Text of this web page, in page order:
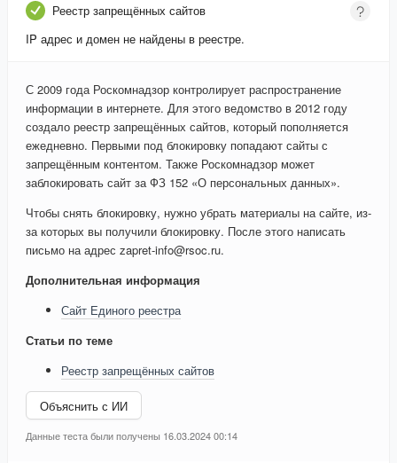
Реестр запрещённых сайтов
IP адрес и домен не найдены в реестре.
С 2009 года Роскомнадзор контролирует распространение
информации в интернете. Для этого ведомство в 2012 году
создало реестр запрещённых сайтов, который пополняется
ежедневно. Первыми под блокировку попадают сайты с
запрещённым контентом. Также Роскомнадзор может
заблокировать сайт за ФЗ 152 «О персональных данных».
Чтобы снять блокировку, нужно убрать материалы на сайте, из-
за которых вы получили блокировку. После этого написать
письмо на адрес zapret-info@rsoc.ru.
Дополнительная информация
Сайт Единого реестра
Статьи по теме
Реестр запрещённых сайтов
Объяснить с ИИ
Данные теста были получены 16.03.2024 00:14